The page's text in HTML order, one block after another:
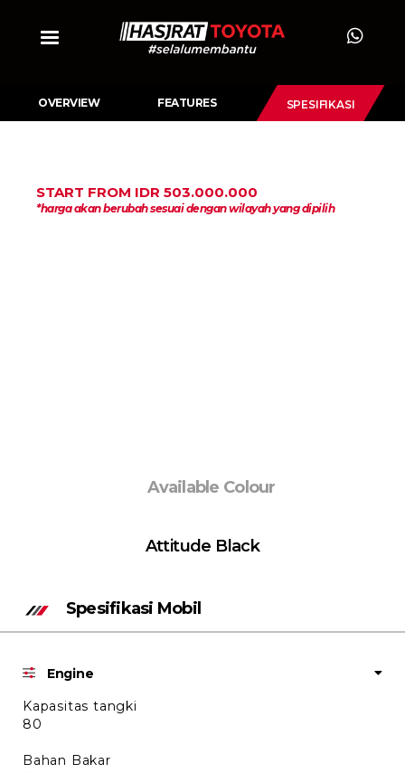
OVERVIEW FEATURES SPESIFIKASI
START FROM IDR 503.000.000
*harga akan berubah sesuai dengan wilayah yang dipilih
Available Colour
Attitude Black
Spesifikasi Mobil
Engine
Kapasitas tangki
80
Bahan Bakar